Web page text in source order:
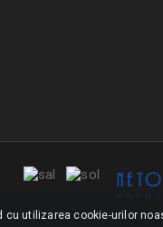
utilizarea cookie-urilor